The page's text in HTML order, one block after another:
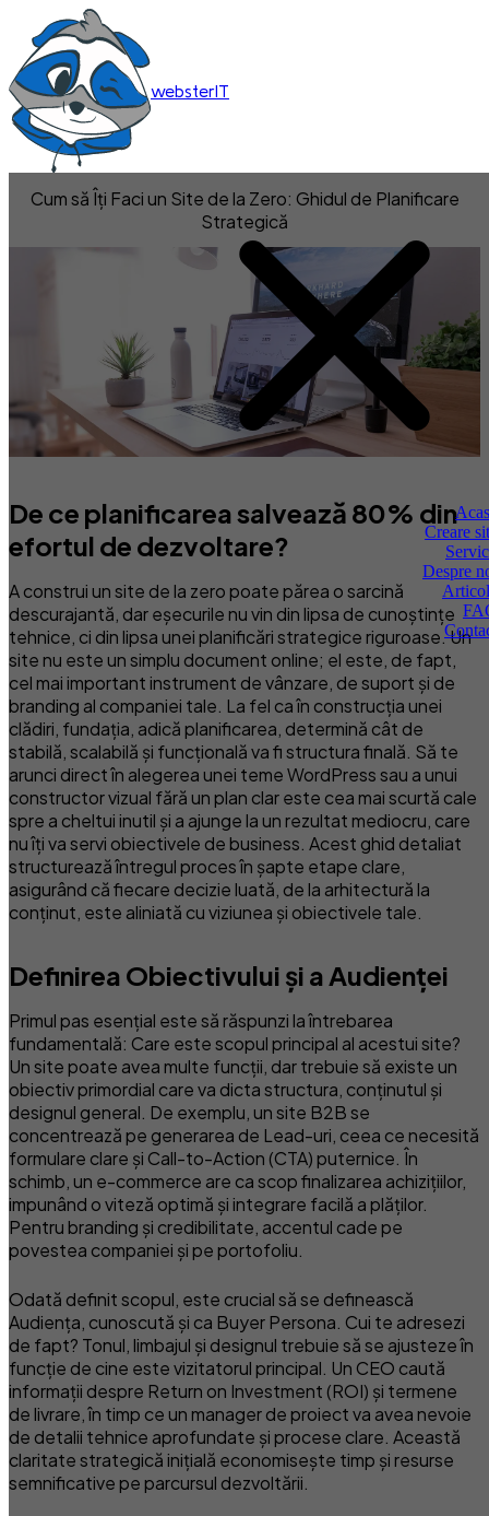
websterIT
Creare
Despre
Cum să Îți Faci un Site de la Zero: Ghidul de Planificare
Strategică
De ce planificarea salvează 80% din
efortul de dezvoltare?
A construi un site de la zero poate părea o sarcină
descurajantă, dar eșecurile nu vin din lipsa de cunoștințe
tehnice, ci din lipsa unei planificări strategice riguroase. Un
site nu este un simplu document online; el este, de fapt,
cel mai important instrument de vânzare, de suport și de
branding al companiei tale. La fel ca în construcția unei
clădiri, fundația, adică planificarea, determină cât de
stabilă, scalabilă și funcțională va fi structura finală. Să te
arunci direct în alegerea unei teme WordPress sau a unui
constructor vizual fără un plan clar este cea mai scurtă cale
spre a cheltui inutil și a ajunge la un rezultat mediocru, care
nu îți va servi obiectivele de business. Acest ghid detaliat
structurează întregul proces în șapte etape clare,
asigurând că fiecare decizie luată, de la arhitectură la
conținut, este aliniată cu viziunea și obiectivele tale.
Definirea Obiectivului și a Audienței
Primul pas esențial este să răspunzi la întrebarea
fundamentală: Care este scopul principal al acestui site?
Un site poate avea multe funcții, dar trebuie să existe un
obiectiv primordial care va dicta structura, conținutul și
designul general. De exemplu, un site B2B se
concentrează pe generarea de Lead-uri, ceea ce necesită
formulare clare și Call-to-Action (CTA) puternice. În
schimb, un e-commerce are ca scop finalizarea achizițiilor,
impunând o viteză optimă și integrare facilă a plăților.
Pentru branding și credibilitate, accentul cade pe
povestea companiei și pe portofoliu.
Odată definit scopul, este crucial să se definească
Audiența, cunoscută și ca Buyer Persona. Cui te adresezi
de fapt? Tonul, limbajul și designul trebuie să se ajusteze în
funcție de cine este vizitatorul principal. Un CEO caută
informații despre Return on Investment (ROI) și termene
de livrare, în timp ce un manager de proiect va avea nevoie
de detalii tehnice aprofundate și procese clare. Această
claritate strategică inițială economisește timp și resurse
semnificative pe parcursul dezvoltării.